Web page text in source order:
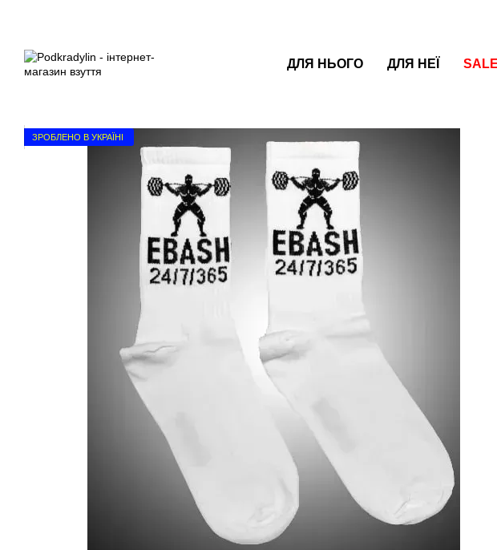
ДЛЯ НЬОГО ДЛЯ НЕЇ SALE
ЗРОБЛЕНО В УКРАЇНІ